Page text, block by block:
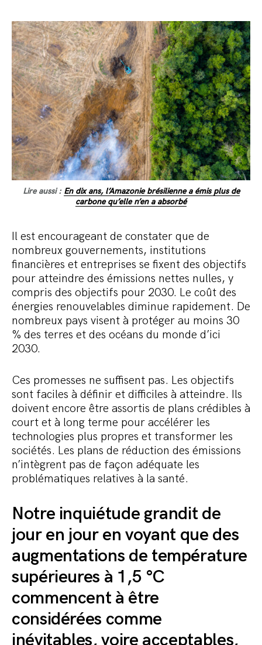
Lire aussi : En dix ans, l’Amazonie brésilienne a émis plus de
carbone qu’elle n’en a absorbé
Il est encourageant de constater que de
nombreux gouvernements, institutions
financières et entreprises se fixent des objectifs
pour atteindre des émissions nettes nulles, y
compris des objectifs pour 2030. Le coût des
énergies renouvelables diminue rapidement. De
nombreux pays visent à protéger au moins 30
% des terres et des océans du monde d’ici
2030.
Ces promesses ne suffisent pas. Les objectifs
sont faciles à définir et difficiles à atteindre. Ils
doivent encore être assortis de plans crédibles à
court et à long terme pour accélérer les
technologies plus propres et transformer les
sociétés. Les plans de réduction des émissions
n’intègrent pas de façon adéquate les
problématiques relatives à la santé.
Notre inquiétude grandit de
jour en jour en voyant que des
augmentations de température
supérieures à 1,5 °C
commencent à être
considérées comme
inévitables, voire acceptables,